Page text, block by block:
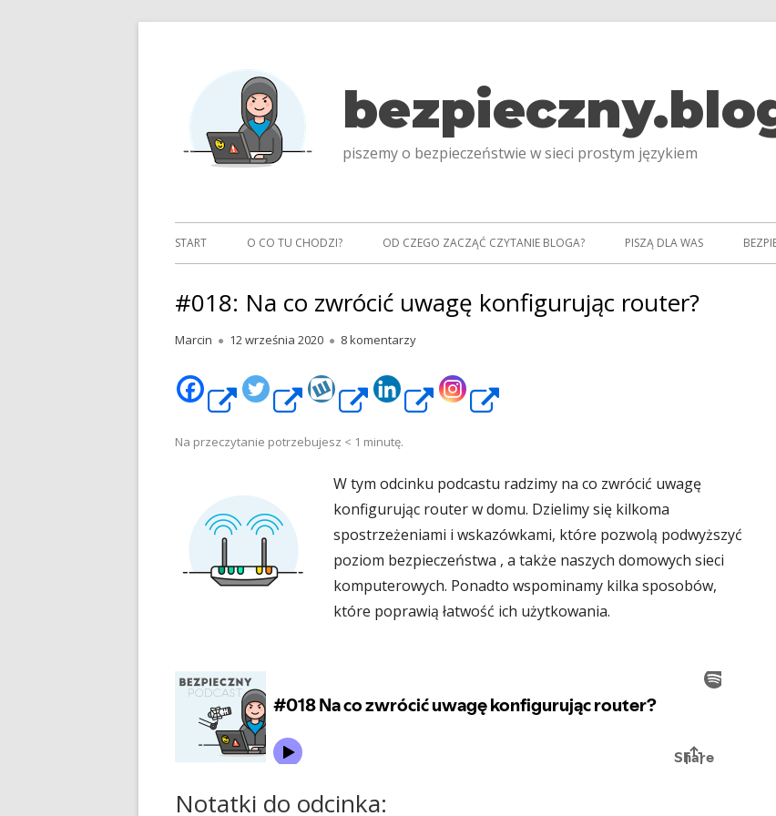
piszemy o bezpieczeństwie w sieci prostym językiem
Menu
START O CO TU CHODZI? OD CZEGO ZACZĄĆ CZYTANIE BLOGA? PISZĄ DLA WAS
#018: Na co zwrócić uwagę konfigurując router?
Autor
Marcin Opublikowano
12 września 2020 8 komentarzydo #018: Na co zwrócić uwagę konfigurując router?
Strona
otwiera
się
w
nowym
Strona
otwiera
się
nowym
Strona
otwiera
się
w
nowym
Strona
się
w
nowym
się
w
nowym
Na przeczytanie potrzebujesz < 1 minutę.
W tym odcinku podcastu radzimy na co zwrócić uwagę
konfigurując router w domu. Dzielimy się kilkoma
spostrzeżeniami i wskazówkami, które pozwolą podwyższyć
poziom bezpieczeństwa , a także naszych domowych sieci
komputerowych. Ponadto wspominamy kilka sposobów,
które poprawią łatwość ich użytkowania.
Notatki do odcinka: